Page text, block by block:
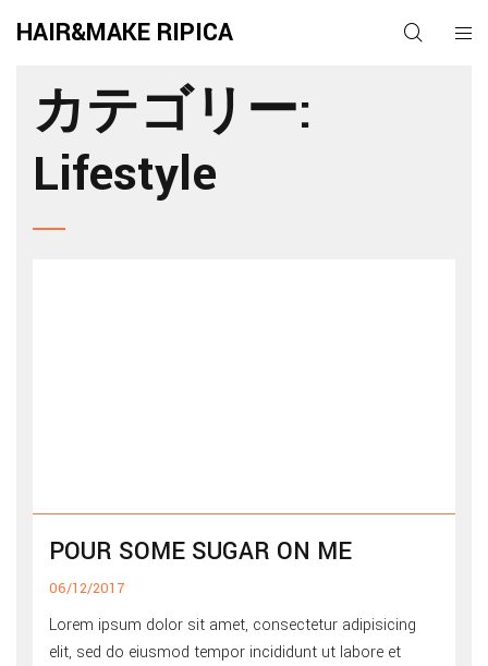
HAIR&MAKE RIPICA
カテゴリー:
Lifestyle
POUR SOME SUGAR ON ME
06/12/2017
Lorem ipsum dolor sit amet, consectetur adipisicing
elit, sed do eiusmod tempor incididunt ut labore et